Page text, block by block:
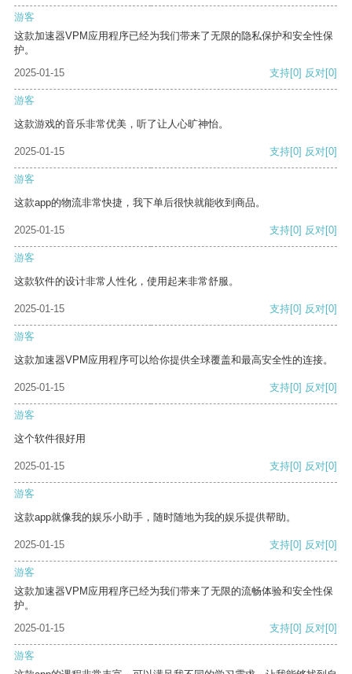
游客
这款加速器VPM应用程序已经为我们带来了无限的隐私保护和安全性保
护。
2025-01-15
支持[0] 反对[0]
游客
这款游戏的音乐非常优美，听了让人心旷神怡。
2025-01-15 支持[0] 反对[0]
游客
这款app的物流非常快捷，我下单后很快就能收到商品。
2025-01-15 支持[0] 反对[0]
游客
这款软件的设计非常人性化，使用起来非常舒服。
2025-01-15 支持[0] 反对[0]
游客
这款加速器VPM应用程序可以给你提供全球覆盖和最高安全性的连接。
2025-01-15 支持[0] 反对[0]
游客
这个软件很好用
2025-01-15 支持[0] 反对[0]
游客
这款app就像我的娱乐小助手，随时随地为我的娱乐提供帮助。
2025-01-15 支持[0] 反对[0]
游客
这款加速器VPM应用程序已经为我们带来了无限的流畅体验和安全性保
护。
2025-01-15
支持[0] 反对[0]
游客